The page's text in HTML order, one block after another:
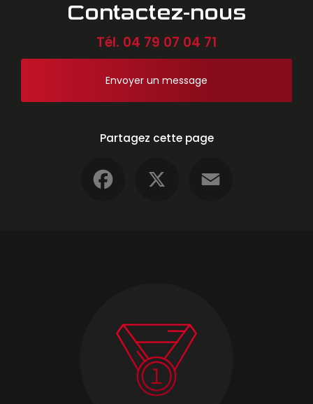
Contactez-nous
Tél. 04 79 07 04 71
Envoyer un message
Partagez cette page